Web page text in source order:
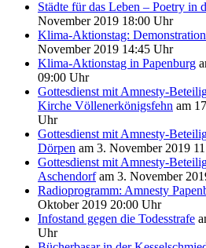
Städte für das Leben – Poetry in
November 2019 18:00 Uhr
Klima-Aktionstag:
November 2019 14:45 Uhr
Klima-Aktionstag in Papenburg
09:00 Uhr
Gottesdienst mit Amnesty-
Kirche Völlenerkönigsfehn am
Uhr
Gottesdienst mit Amnesty-
Dörpen am 3. November 2019
Gottesdienst mit Amnesty-
Aschendorfam 3. November
Radioprogramm: Amnesty
Oktober 2019 20:00 Uhr
Infostand gegen die Todesstrafe
Uhr